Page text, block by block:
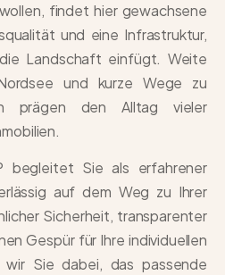
findet hier gewachsene
und eine Infrastruktur,
Landschaft einfügt. Weite
und kurze Wege zu
prägen den Alltag vieler
begleitet Sie als erfahrener
auf dem Weg zu Ihrer
Sicherheit, transparenter
Gespür für Ihre individuellen
Sie dabei, das passende